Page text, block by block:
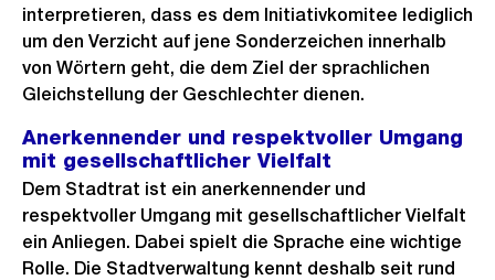
interpretieren, dass es dem Initiativkomitee lediglich
um den Verzicht auf jene Sonderzeichen innerhalb
von Wörtern geht, die dem Ziel der sprachlichen
Gleichstellung der Geschlechter dienen.
Anerkennender und respektvoller Umgang
mit gesellschaftlicher Vielfalt
Dem Stadtrat ist ein anerkennender und
respektvoller Umgang mit gesellschaftlicher Vielfalt
ein Anliegen. Dabei spielt die Sprache eine wichtige
Rolle. Die Stadtverwaltung kennt deshalb seit rund